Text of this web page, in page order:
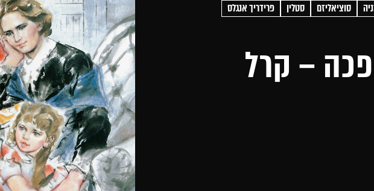
סוציאליזם סטלין
פרידריך אנגלס
– קרל